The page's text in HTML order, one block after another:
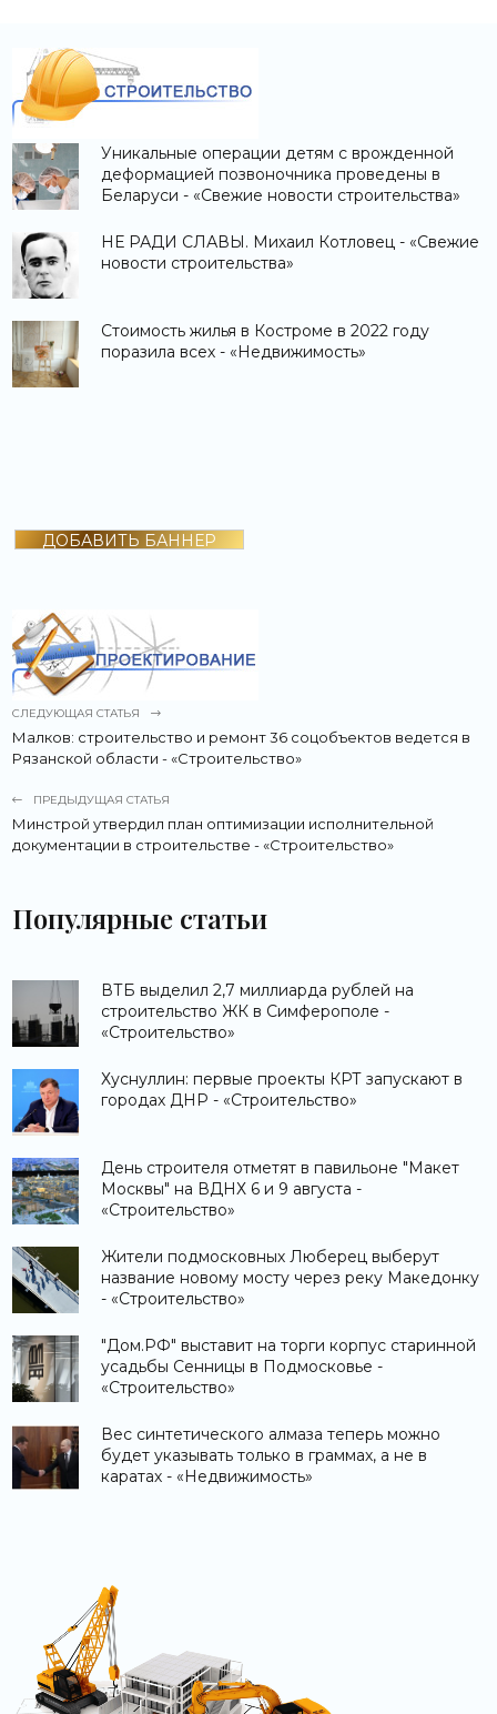
Уникальные операции детям с врожденной
деформацией позвоночника проведены в
Беларуси - «Свежие новости строительства»
НЕ РАДИ СЛАВЫ. Михаил Котловец - «Свежие
новости строительства»
Стоимость жилья в Костроме в 2022 году
поразила всех - «Недвижимость»
ДОБАВИТЬ БАННЕР
СЛЕДУЮЩАЯ СТАТЬЯ
Малков: строительство и ремонт 36 соцобъектов ведется в
Рязанской области - «Строительство»
ПРЕДЫДУЩАЯ СТАТЬЯ
Минстрой утвердил план оптимизации исполнительной
документации в строительстве - «Строительство»
Популярные статьи
ВТБ выделил 2,7 миллиарда рублей на
строительство ЖК в Симферополе -
«Строительство»
Хуснуллин: первые проекты КРТ запускают в
городах ДНР - «Строительство»
День строителя отметят в павильоне "Макет
Москвы" на ВДНХ 6 и 9 августа -
«Строительство»
Жители подмосковных Люберец выберут
название новому мосту через реку Македонку
- «Строительство»
"Дом.РФ" выставит на торги корпус старинной
усадьбы Сенницы в Подмосковье -
«Строительство»
Вес синтетического алмаза теперь можно
будет указывать только в граммах, а не в
каратах - «Недвижимость»